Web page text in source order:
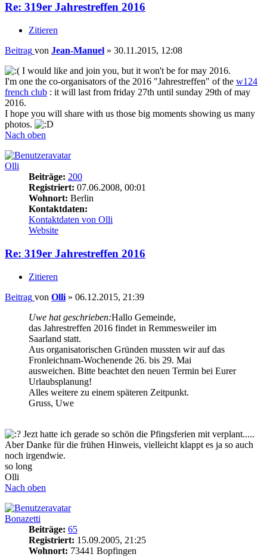
Re: 319er Jahrestreffen 2016
Zitieren
Beitrag von Jean-Manuel » 30.11.2015, 12:08
I would like and join you, but it won't be for may 2016.
I'm one the co-organisators of the 2016 "Jahrestreffen" of the w124
french club : it will last from friday 27th until sunday 29th of may
2016.
I hope you will share with us those big moments showing us many
photos.
Nach oben
Olli
Beiträge: 200
Registriert: 07.06.2008, 00:01
Wohnort: Berlin
Kontaktdaten:
Kontaktdaten von Olli
Website
Re: 319er Jahrestreffen 2016
Zitieren
Beitrag von Olli » 06.12.2015, 21:39
Uwe hat geschrieben:Hallo Gemeinde,
das Jahrestreffen 2016 findet in Remmesweiler im
Saarland statt.
Aus organisatorischen Gründen mussten wir auf das
Fronleichnam-Wochenende 26. bis 29. Mai
ausweichen. Bitte beachtet den neuen Termin bei Eurer
Urlaubsplanung!
Alles weitere zu einem späteren Zeitpunkt.
Gruss, Uwe
Jezt hatte ich gerade so schön die Pfingsferien mit verplant.....
Aber Danke für die frühen Hinweis, vielleicht klappt es ja so auch
noch irgendwie.
so long
Olli
Nach oben
Bonazetti
Beiträge: 65
Registriert: 15.09.2005, 21:25
Wohnort: 73441 Bopfingen